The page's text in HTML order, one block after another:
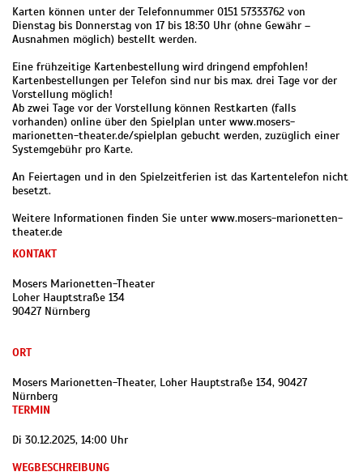
Karten können unter der Telefonnummer 0151 57333762 von
Dienstag bis Donnerstag von 17 bis 18:30 Uhr (ohne Gewähr –
Ausnahmen möglich) bestellt werden.
Eine frühzeitige Kartenbestellung wird dringend empfohlen!
Kartenbestellungen per Telefon sind nur bis max. drei Tage vor der
Vorstellung möglich!
Ab zwei Tage vor der Vorstellung können Restkarten (falls
vorhanden) online über den Spielplan unter www.mosers-
marionetten-theater.de/spielplan gebucht werden, zuzüglich einer
Systemgebühr pro Karte.
An Feiertagen und in den Spielzeitferien ist das Kartentelefon nicht
besetzt.
Weitere Informationen finden Sie unter www.mosers-marionetten-
theater.de
KONTAKT
Mosers Marionetten-Theater
Loher Hauptstraße 134
90427 Nürnberg
ORT
Mosers Marionetten-Theater, Loher Hauptstraße 134, 90427
Nürnberg
TERMIN
Di 30.12.2025, 14:00 Uhr
WEGBESCHREIBUNG